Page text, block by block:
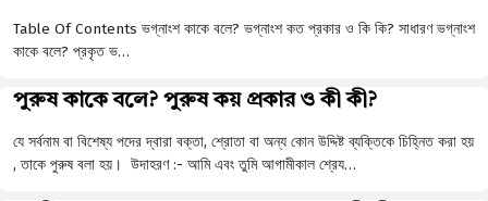
Table Of Contents ভগ্নাংশ কাকে বলে? ভগ্নাংশ কত প্রকার ও কি কি? সাধারণ ভগ্নাংশ
কাকে বলে? প্রকৃত ভ…
পুরুষ কাকে বলে? পুরুষ কয় প্রকার ও কী কী?
যে সর্বনাম বা বিশেষ্য পদের দ্বারা বক্তা, শ্রোতা বা অন্য কোন উদ্দিষ্ট ব্যক্তিকে চিহ্নিত করা হয়
, তাকে পুরুষ বলা হয়। উদাহরণ :- আমি এবং তুমি আগামীকাল শ্রেয…